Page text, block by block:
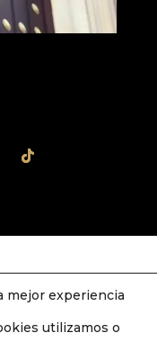
Una empresa
los derechos
|Aviso
mejor experiencia
utilizamos o